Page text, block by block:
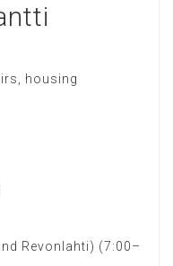
housing
Revonlahti) (7:00–